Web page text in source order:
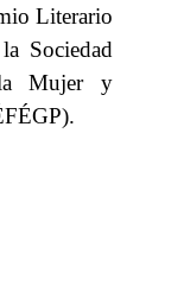
Literario
Sociedad
Mujer y